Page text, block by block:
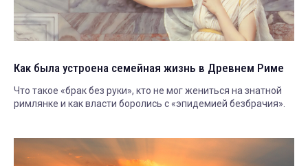
Как была устроена семейная жизнь в Древнем Риме
Что такое «брак без руки», кто не мог жениться на знатной
римлянке и как власти боролись с «эпидемией безбрачия».